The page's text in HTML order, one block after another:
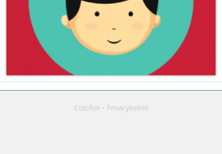
Colofon Privacybeleid